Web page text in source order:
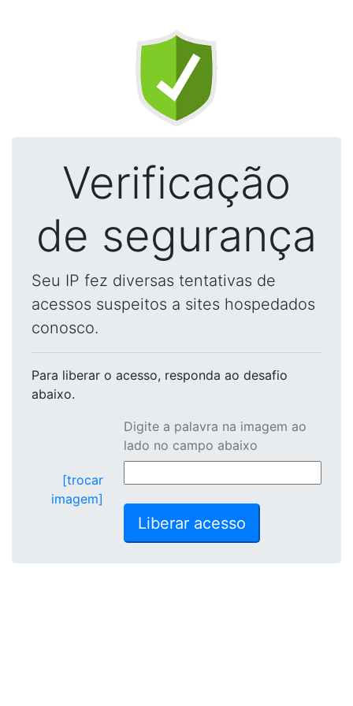
Verificação
de segurança
Seu IP fez diversas tentativas de
acessos suspeitos a sites hospedados
conosco.
Para liberar o acesso, responda ao desafio
abaixo.
[trocar
imagem]
Digite a palavra na imagem ao
lado no campo abaixo